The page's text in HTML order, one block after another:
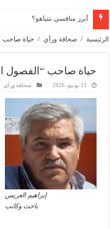
أبرز منافسي نتنياهو؟
الرئيسية / صحافة ورأي / حياة صاحب
حياة صاحب “الفصول
11 يونيو، 2026 صحافة ورأي
إبراهيم العريس
باحث وكاتب